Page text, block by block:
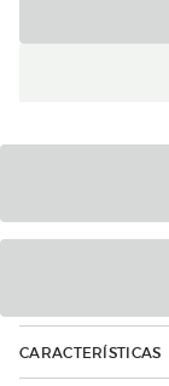
CARACTERÍSTICAS